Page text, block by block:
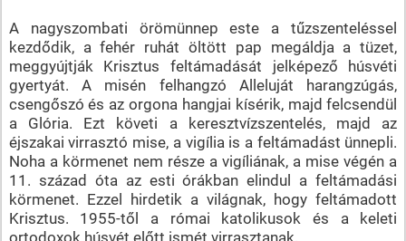
A nagyszombati örömünnep este a tűzszenteléssel
kezdődik, a fehér ruhát öltött pap megáldja a tüzet,
meggyújtják Krisztus feltámadását jelképező húsvéti
gyertyát. A misén felhangzó Alleluját harangzúgás,
csengőszó és az orgona hangjai kísérik, majd felcsendül
a Glória. Ezt követi a keresztvízszentelés, majd az
éjszakai virrasztó mise, a vigília is a feltámadást ünnepli.
Noha a körmenet nem része a vigíliának, a mise végén a
11. század óta az esti órákban elindul a feltámadási
körmenet. Ezzel hirdetik a világnak, hogy feltámadott
Krisztus. 1955-től a római katolikusok és a keleti
ortodoxok húsvét előtt ismét virrasztanak.